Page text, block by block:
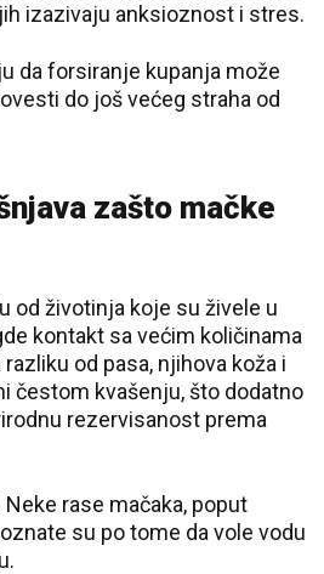
izazivaju anksioznost i stres.
da forsiranje kupanja može
do još većeg straha od
zašto mačke
od životinja koje su živele u
kontakt sa većim količinama
od pasa, njihova koža i
čestom kvašenju, što dodatno
rezervisanost prema
rase mačaka, poput
su po tome da vole vodu